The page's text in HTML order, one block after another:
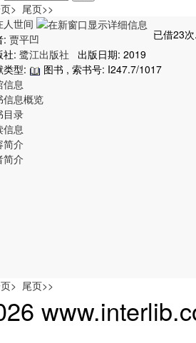
> 尾页>>
人世间
已借23
: 贾平凹
社: 鹭江出版社
出版日期: 2019
类型:
图书 , 索书号: I247.7/1017
信息
信息概览
目录
信息
简介
简介
> 尾页>>